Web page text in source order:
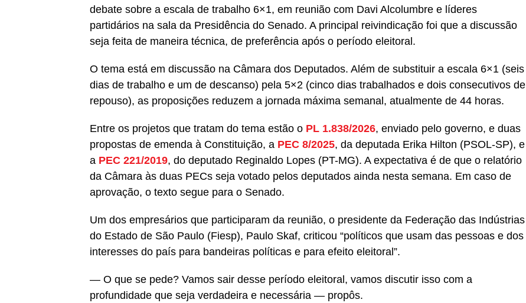
debate sobre a escala de trabalho 6×1, em reunião com Davi Alcolumbre e líderes
partidários na sala da Presidência do Senado. A principal reivindicação foi que a discussão
seja feita de maneira técnica, de preferência após o período eleitoral.
O tema está em discussão na Câmara dos Deputados. Além de substituir a escala 6×1 (seis
dias de trabalho e um de descanso) pela 5×2 (cinco dias trabalhados e dois consecutivos de
repouso), as proposições reduzem a jornada máxima semanal, atualmente de 44 horas.
Entre os projetos que tratam do tema estão o PL 1.838/2026, enviado pelo governo, e duas
propostas de emenda à Constituição, a PEC 8/2025, da deputada Erika Hilton (PSOL-SP), e
a PEC 221/2019, do deputado Reginaldo Lopes (PT-MG). A expectativa é de que o relatório
da Câmara às duas PECs seja votado pelos deputados ainda nesta semana. Em caso de
aprovação, o texto segue para o Senado.
Um dos empresários que participaram da reunião, o presidente da Federação das Indústrias
do Estado de São Paulo (Fiesp), Paulo Skaf, criticou “políticos que usam das pessoas e dos
interesses do país para bandeiras políticas e para efeito eleitoral”.
— O que se pede? Vamos sair desse período eleitoral, vamos discutir isso com a
profundidade que seja verdadeira e necessária — propôs.